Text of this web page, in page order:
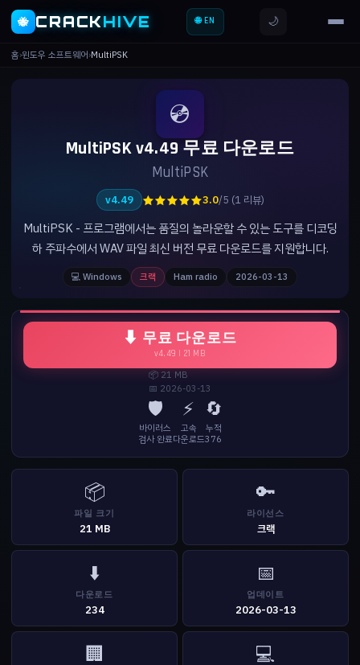
🐝 CRACKHIVE 🌐 EN 🌙
홈›윈도우 소프트웨어›MultiPSK
💿
MultiPSK v4.49 무료 다운로드
MultiPSK
v4.49 ★★★★★3.0/5 (1 리뷰)
MultiPSK - 프로그램에서는 품질의 놀라운할 수 있는 도구를 디코딩
하 주파수에서 WAV 파일 최신 버전 무료 다운로드를 지원합니다.
💻 Windows 크랙 Ham radio 2026-03-13
⬇ 무료 다운로드
v4.49 | 21 MB
📦 21 MB
📅 2026-03-13
🛡️
바이러스
검사 완료
⚡
고속
다운로드
🔄
누적
376
📦
파일 크기
21 MB
🔑
라이선스
크랙
⬇️
다운로드
234
📅
업데이트
2026-03-13
🏢 💻